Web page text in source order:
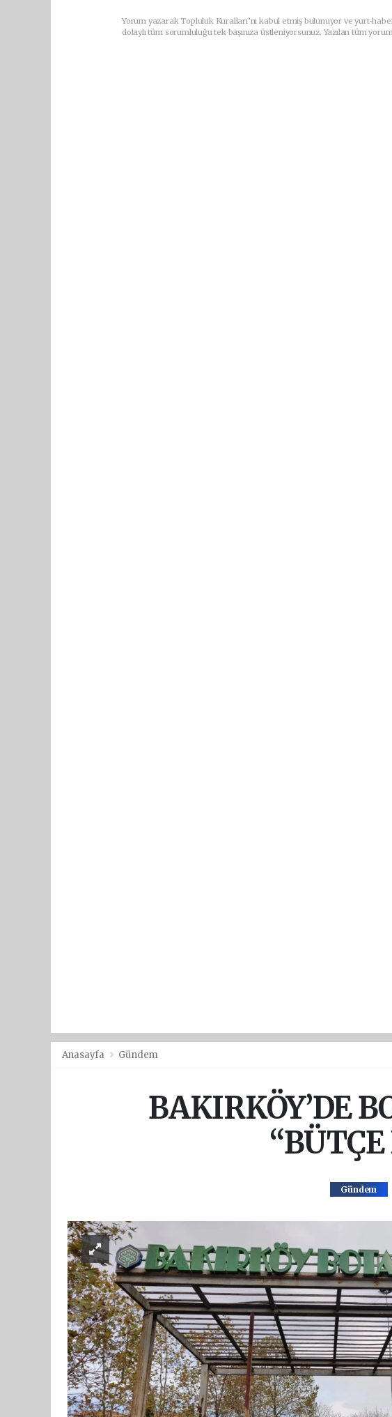
Yorum yazarak Topluluk Kuralları’nı kabul etmiş bulunuyor ve yurt-
dolaylı tüm sorumluluğu tek başınıza üstleniyorsunuz. Yazılan tüm
Anasayfa Gündem
BAKIRKÖY’DE
Gündem